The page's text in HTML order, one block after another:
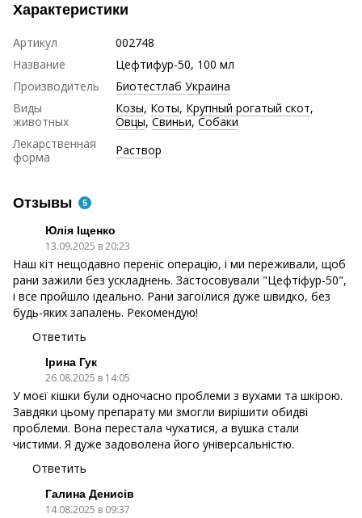
Характеристики
Артикул
002748
Название
Цефтифур-50, 100 мл
Производитель
Биотестлаб Украина
Виды
животных
Козы, Коты, Крупный рогатый скот,
Овцы,Свиньи,Собаки
Лекарственная
форма
Раствор
Отзывы 5
Юлія Іщенко
13.09.2025 в 20:23
Наш кіт нещодавно переніс операцію, і ми переживали, щоб
рани зажили без ускладнень. Застосовували "Цефтіфур-50",
і все пройшло ідеально. Рани загоїлися дуже швидко, без
будь-яких запалень. Рекомендую!
Ответить
Ірина Гук
26.08.2025 в 14:05
У моєї кішки були одночасно проблеми з вухами та шкірою.
Завдяки цьому препарату ми змогли вирішити обидві
проблеми. Вона перестала чухатися, а вушка стали
чистими. Я дуже задоволена його універсальністю.
Ответить
Галина Денисів
14.08.2025 в 09:37